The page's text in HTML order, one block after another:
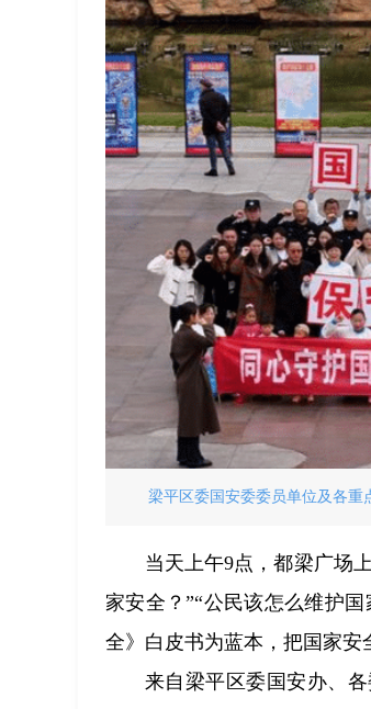
梁平区委国安委委员单位及各重
当天上午9点，都梁广场
家安全？”“公民该怎么维护
全》白皮书为蓝本，把国家安
来自梁平区委国安办、